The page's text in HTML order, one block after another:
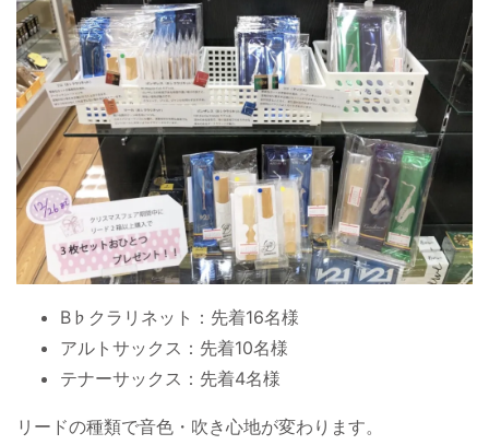
B♭クラリネット：先着16名様
アルトサックス：先着10名様
テナーサックス：先着4名様
リードの種類で音色・吹き心地が変わります。